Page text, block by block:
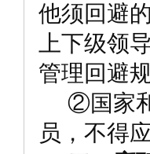
他须回避
上下级领
管理回避
②国家
员，不得